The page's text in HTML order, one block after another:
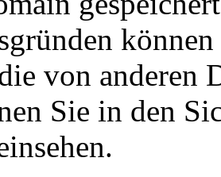
von anderen
Sie in den